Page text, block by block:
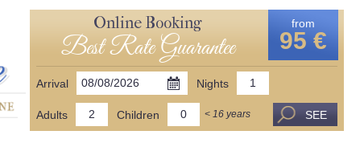
Online Booking
Best Rate Guarantee
from
95 €
Arrival Nights
Adults Children < 16 years SEE